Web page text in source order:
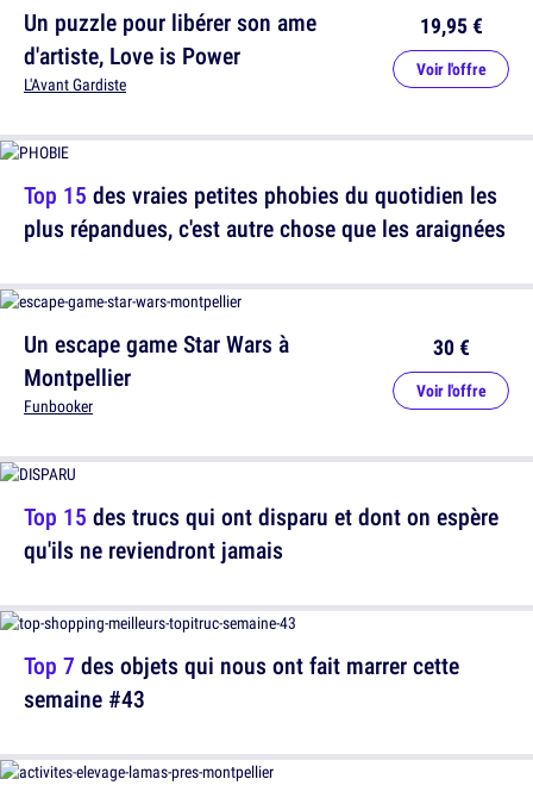
Top 15 des vraies petites phobies du quotidien les
plus répandues, c'est autre chose que les araignées
Top 15 des trucs qui ont disparu et dont on espère
qu'ils ne reviendront jamais
Un puzzle pour libérer son ame
d'artiste, Love is Power
L'Avant Gardiste
19,95 €
Voir l'offre
Un escape game Star Wars à
Montpellier
Funbooker
30 €
Voir l'offre
Top 7 des objets qui nous ont fait marrer cette
semaine #43